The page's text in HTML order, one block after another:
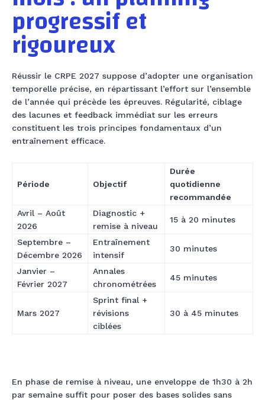
progressif et
rigoureux
Réussir le CRPE 2027 suppose d’adopter une organisation
temporelle précise, en répartissant l’effort sur l’ensemble
de l’année qui précède les épreuves. Régularité, ciblage
des lacunes et feedback immédiat sur les erreurs
constituent les trois principes fondamentaux d’un
entraînement efficace.
Période Objectif
Durée
quotidienne
recommandée
Avril – Août
2026
Diagnostic +
remise à niveau
15 à 20 minutes
Septembre –
Décembre 2026
Entraînement
intensif
30 minutes
Janvier –
Février 2027
Annales
chronométrées
45 minutes
Mars 2027
Sprint final +
révisions
ciblées
30 à 45 minutes
En phase de remise à niveau, une enveloppe de 1h30 à 2h
par semaine suffit pour poser des bases solides sans